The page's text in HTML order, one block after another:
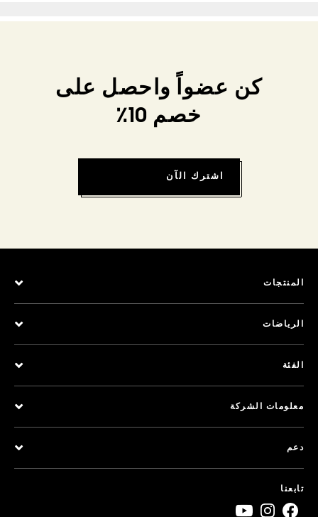
كن عضواً واحصل على
خصم 10٪
اشترك الآن
المنتجات
الرياضات
الفئة
معلومات الشركة
دعم
تابعنا